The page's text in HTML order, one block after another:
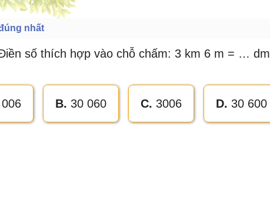
nhất
số thích hợp vào chỗ chấm: 3 km 6 m = … dm
B. 30 060 C. 3006 D. 30 600